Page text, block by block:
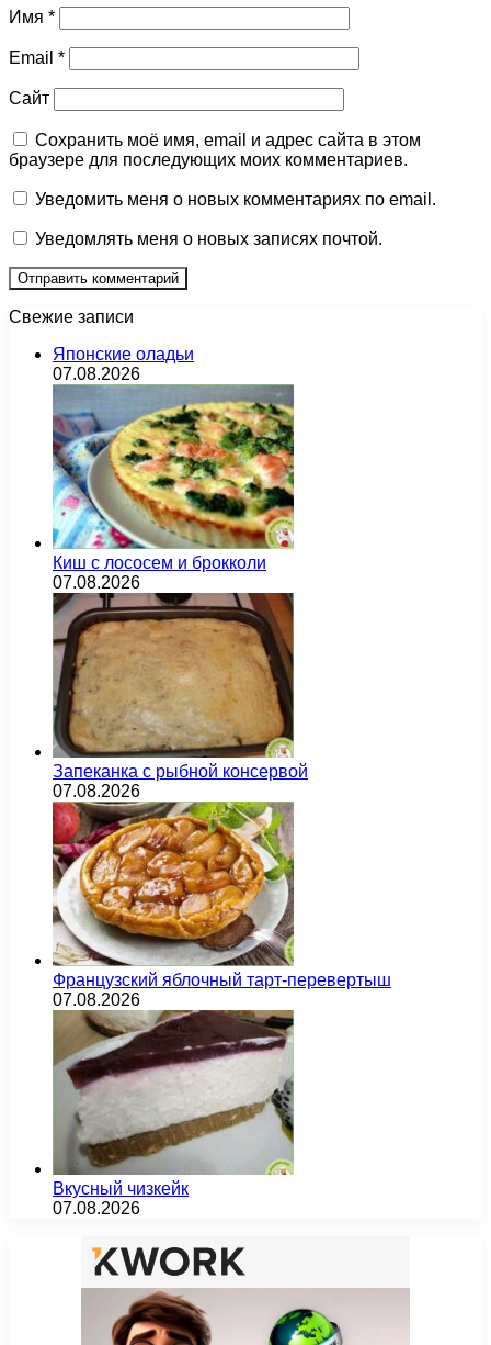
Имя *
Email *
Сайт
Сохранить моё имя, email и адрес сайта в этом
браузере для последующих моих комментариев.
Уведомить меня о новых комментариях по email.
Уведомлять меня о новых записях почтой.
Свежие записи
Японские оладьи
07.08.2026
Киш с лососем и брокколи
07.08.2026
Запеканка с рыбной консервой
07.08.2026
Французский яблочный тарт-перевертыш
07.08.2026
Вкусный чизкейк
07.08.2026